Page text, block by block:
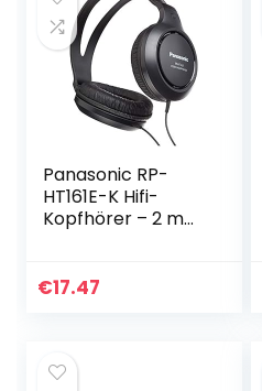
Panasonic RP-
HT161E-K Hifi-
Kopfhörer – 2 m
Wandler, schwarz
€17.47